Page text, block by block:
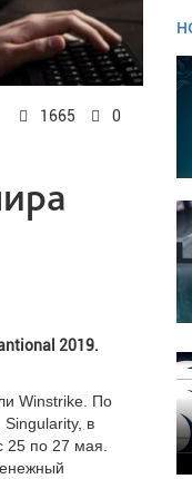
0
1665
2019.
Winstrike. По
в
25 по 27 мая.